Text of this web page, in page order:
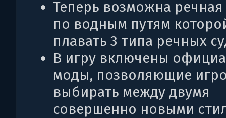
Теперь возможна
по водным путям
плавать 3 типа речных
В игру включены
моды, позволяющие
выбирать между двумя
совершенно новыми